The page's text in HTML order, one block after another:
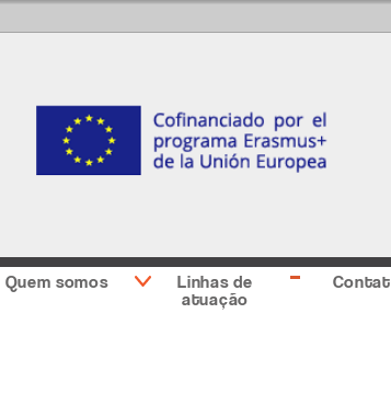
content
Sidebar
second
Quem somos
Linhas de
atuação